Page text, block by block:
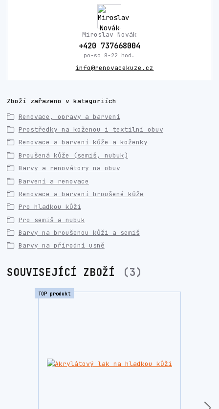
Miroslav Novák
+420 737668004
po-so 8-22 hod.
info@renovacekuze.cz
Zboží zařazeno v kategoriích
Renovace, opravy a barvení
Prostředky na koženou i textilní obuv
Renovace a barvení kůže a koženky
Broušená kůže (semiš, nubuk)
Barvy a renovátory na obuv
Barvení a renovace
Renovace a barvení broušené kůže
Pro hladkou kůži
Pro semiš a nubuk
Barvy na broušenou kůži a semiš
Barvy na přírodní usně
SOUVISEJÍCÍ ZBOŽÍ 3
TOP produkt